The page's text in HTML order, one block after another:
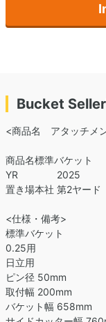
Bucket
<商品名 アタッチメ
商品名標準バケット
YR 2025
置き場本社 第2ヤード
<仕様・備考>
標準バケット
0.25用
日立用
ピン径 50mm
取付幅 200mm
バケット幅 658mm